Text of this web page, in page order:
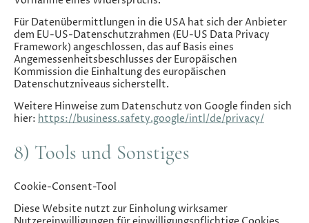
Für Datenübermittlungen in die USA hat sich der Anbieter
dem EU-US-Datenschutzrahmen (EU-US Data Privacy
Framework) angeschlossen, das auf Basis eines
Angemessenheitsbeschlusses der Europäischen
Kommission die Einhaltung des europäischen
Datenschutzniveaus sicherstellt.
Weitere Hinweise zum Datenschutz von Google finden sich
hier: https://business.safety.google/intl/de/privacy/
8) Tools und Sonstiges
Cookie-Consent-Tool
Diese Website nutzt zur Einholung wirksamer